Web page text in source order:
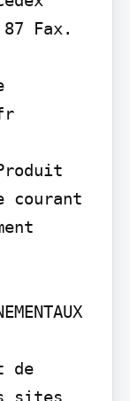
Fax.
courant
de
sites